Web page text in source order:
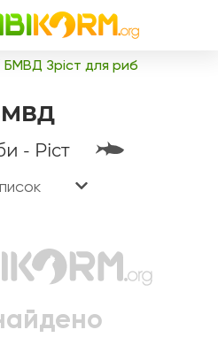
БМВД Зріст для риб
- Ріст